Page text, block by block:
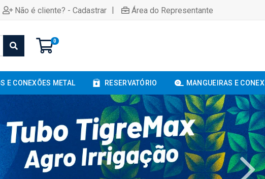
Não é cliente? - Cadastrar | Área do Representante
0
E CONEXÕES METAL RESERVATÓRIO MANGUEIRAS E